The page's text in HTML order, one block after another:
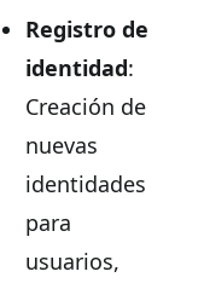
Registro de
identidad:
Creación de
nuevas
identidades
para
usuarios,